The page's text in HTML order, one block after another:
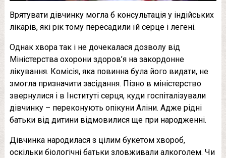
Врятувати дівчинку могла б консультація у індійських
лікарів, які рік тому пересадили їй серце і легені.
Однак хвора так і не дочекалася дозволу від
Міністерства охорони здоров’я на закордонне
лікування. Комісія, яка повинна була його видати, не
змогла призначити засідання. Пізно в міністерство
звернулися і в Інституті серця, куди госпіталізували
дівчинку – переконують опікуни Аліни. Адже рідні
батьки від дитини відмовилися ще при народженні.
Дівчинка народилася з цілим букетом хвороб,
оскільки біологічні батьки зловживали алкоголем. Чи